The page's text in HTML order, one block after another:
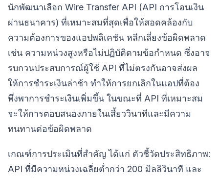
นักพัฒนาเลือก Wire Transfer API (API การโอนเงิน
ผ่านธนาคาร) ที่เหมาะสมที่สุดเพื่อให้สอดคล้องกับ
ความต้องการของแอปพลิเคชัน หลีกเลี่ยงข้อผิดพลาด
เช่น ความหน่วงสูงหรือไม่ปฏิบัติตามข้อกำหนด ซึ่งอาจ
รบกวนประสบการณ์ผู้ใช้ API ที่ไม่ตรงกันอาจส่งผล
ให้การชำระเงินล่าช้า ทำให้การยกเลิกในแอปที่ต้อง
พึ่งพาการชำระเงินเพิ่มขึ้น ในขณะที่ API ที่เหมาะสม
จะให้การตอบสนองภายในเสี้ยววินาทีและมีความ
ทนทานต่อข้อผิดพลาด
เกณฑ์การประเมินที่สำคัญ ได้แก่ ตัวชี้วัดประสิทธิภาพ:
API ที่มีความหน่วงเฉลี่ยต่ำกว่า 200 มิลลิวินาที และ